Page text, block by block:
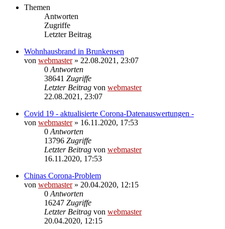
Themen
Antworten
Zugriffe
Letzter Beitrag
Wohnhausbrand in Brunkensen
von webmaster» 22.08.2021, 23:07
0 Antworten
38641 Zugriffe
Letzter Beitrag von webmaster
22.08.2021, 23:07
Covid 19 - aktualisierte Corona-Datenauswertungen -
von webmaster» 16.11.2020, 17:53
0 Antworten
13796 Zugriffe
Letzter Beitrag von webmaster
16.11.2020, 17:53
Chinas Corona-Problem
von webmaster» 20.04.2020, 12:15
0 Antworten
16247 Zugriffe
Letzter Beitrag von webmaster
20.04.2020, 12:15